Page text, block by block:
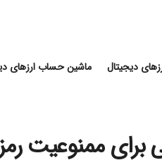
دیجیتال ماشین حساب ارزهای
ممنوعیت رمز